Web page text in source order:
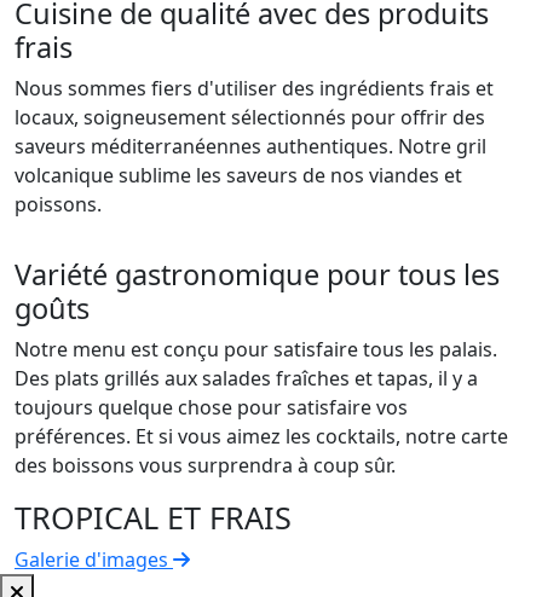
Cuisine de qualité avec des produits
frais
Nous sommes fiers d'utiliser des ingrédients frais et
locaux, soigneusement sélectionnés pour offrir des
saveurs méditerranéennes authentiques. Notre gril
volcanique sublime les saveurs de nos viandes et
poissons.
Variété gastronomique pour tous les
goûts
Notre menu est conçu pour satisfaire tous les palais.
Des plats grillés aux salades fraîches et tapas, il y a
toujours quelque chose pour satisfaire vos
préférences. Et si vous aimez les cocktails, notre carte
des boissons vous surprendra à coup sûr.
TROPICAL ET FRAIS
Galerie d'images